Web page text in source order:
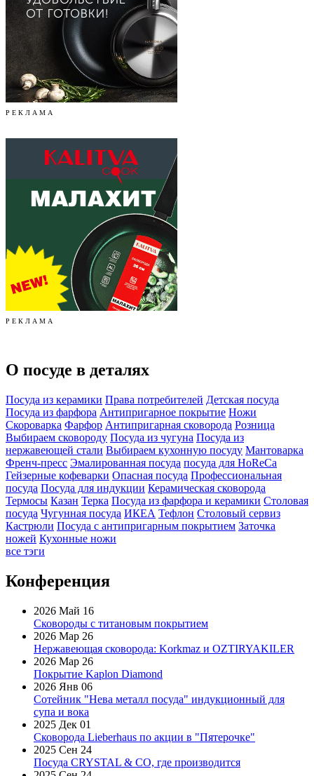
Р Е К Л А М А
Р Е К Л А М А
О посуде в деталях
Посуда из керамики Права потребителей Детская посуда
Посуда из фарфора Антипригарное покрытие Ножи
Скороварка Фарфор Антипригарная сковорода Розница
Выбираем сковороду Посуда из чугуна Посуда из
нержавеющей стали Выбираем кухонную посуду Мантоварка
Френч-пресс Эмалированная посуда посуда для HoReCa
Гейзерные кофеварки Опасная посуда Профессиональная
посуда Посуда для индукции Керамическая сковорода
Термосы Казан Терка Посуда из фарфора и керамики Столовая
посуда Чугунная посуда ИКЕА Тефлон Столовый сервиз
Кастрюли Посуда с антипригарным покрытием Заточка
ножей Кухонные ножи
все тэги
Конференция
2026 Май 16
Сковороды с титановым покрытием
2026 Мар 26
Нержавеющая сковорода: Korkmaz и OZTIRYAKILER
2026 Мар 26
Покрытие Kaplon Diamond
2026 Янв 06
Сотейник "Нева металл посуда" индукционный для
супа и вока
2025 Дек 01
Сковорода Lieberhaus по акции в "Пятерочке"
2025 Сен 24
Посуда CRYSTAL & CO, где производится